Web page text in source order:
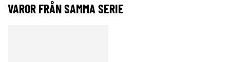
VAROR FRÅN SAMMA SERIE